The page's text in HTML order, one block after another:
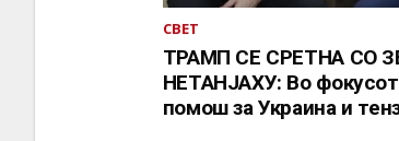
СВЕТ
ТРАМП СЕ СРЕТНА СО
НЕТАНЈАХУ: Во
помош за Украина и